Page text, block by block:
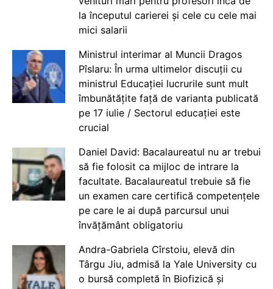
la începutul carierei și cele cu cele mai
mici salarii
Ministrul interimar al Muncii Dragos
Pîslaru: În urma ultimelor discuții cu
ministrul Educației lucrurile sunt mult
îmbunătățite față de varianta publicată
pe 17 iulie / Sectorul educației este
crucial
Daniel David: Bacalaureatul nu ar trebui
să fie folosit ca mijloc de intrare la
facultate. Bacalaureatul trebuie să fie
un examen care certifică competențele
pe care le ai după parcursul unui
învățământ obligatoriu
Andra-Gabriela Cîrstoiu, elevă din
Târgu Jiu, admisă la Yale University cu
o bursă completă în Biofizică și